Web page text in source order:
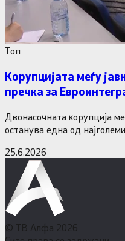
Tоп
Корупцијата меѓу
пречка за
Двонасочната корупција
останува една од
25.6.2026
© ТВ Алфа 2026